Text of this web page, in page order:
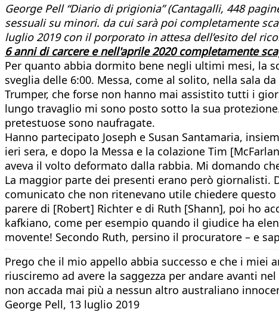
George Pell “Diario di prigionia” (Cantagalli, 448
sessuali su minori. da cui sarà poi completamente
luglio 2019 con il porporato in attesa dell’esito del
6 anni di carcere e nell'aprile 2020 completamente
Per quanto abbia dormito bene negli ultimi mesi, la
sveglia delle 6:00. Messa, come al solito, nella sala
Trumper, che forse non hanno mai assistito tutti i
lungo travaglio mi sono posto sotto la sua
pretestuose sono naufragate.
Hanno partecipato Joseph e Susan Santamaria,
ieri sera, e dopo la Messa e la colazione Tim
aveva il volto deformato dalla rabbia. Mi domando
La maggior parte dei presenti erano però giornalisti.
comunicato che non ritenevano utile chiedere
parere di [Robert] Richter e di Ruth [Shann], poi ho
kafkiano, come per esempio quando il giudice ha
movente! Secondo Ruth, persino il procuratore – e
Prego che il mio appello abbia successo e che i
riusciremo ad avere la saggezza per andare avanti
non accada mai più a nessun altro australiano
George Pell, 13 luglio 2019